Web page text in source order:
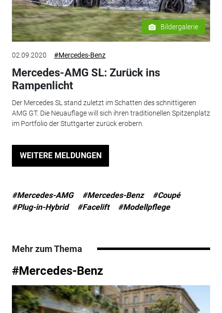
Bildergalerie
02.09.2020 #Mercedes-Benz
Mercedes-AMG SL: Zurück ins
Rampenlicht
Der Mercedes SL stand zuletzt im Schatten des schnittigeren
AMG GT. Die Neuauflage will sich ihren traditionellen Spitzenplatz
im Portfolio der Stuttgarter zurück erobern.
WEITERE MELDUNGEN
#Mercedes-AMG #Mercedes-Benz
#Coupé
#Plug-in-Hybrid
#Facelift #Modellpflege
Mehr zum Thema
#Mercedes-Benz